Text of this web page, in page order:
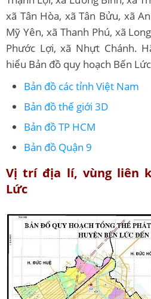
xã Tân Hòa, xã Tân Bửu, xã
Mỹ Yên, xã Thanh Phú, xã
Phước Lợi, xã Nhựt Chánh.
hiểu Bản đồ quy hoạch Bến
Bản đồ các tỉnh Việt Nam
Bản đồ thế giới 3D
Bản đồ TP HCM
Bản đồ Quận 9
Vị trí địa lí, vùng liên
Lức